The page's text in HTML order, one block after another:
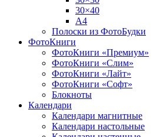
30×40
A4
Полоски из ФотоБудки
ФотоКниги
ФотоКниги «Премиум»
ФотоКниги «Слим»
ФотоКниги «Лайт»
ФотоКниги «Софт»
Блокноты
Календари
Календари магнитные
Календари настольные